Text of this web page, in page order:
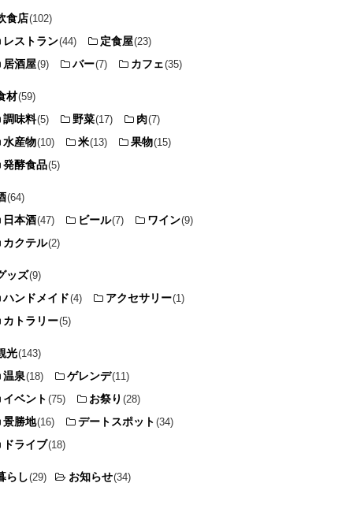
食店(102)
レストラン(44) 定食屋(23)
居酒屋(9) バー(7) カフェ(35)
材(59)
調味料(5) 野菜(17) 肉(7)
水産物(10) 米(13) 果物(15)
発酵食品(5)
(64)
日本酒(47) ビール(7) ワイン(9)
カクテル(2)
ッズ(9)
ハンドメイド(4) アクセサリー(1)
カトラリー(5)
光(143)
温泉(18) ゲレンデ(11)
イベント(75) お祭り (28)
景勝地(16) デートスポット(34)
ドライブ(18)
らし(29) お知らせ(34)